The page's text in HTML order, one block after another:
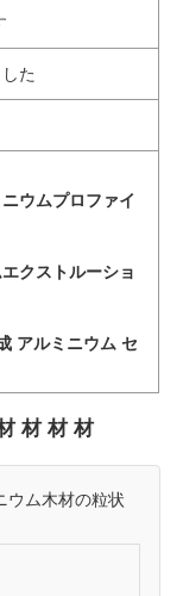
た
ウムプロファイ
クストルーショ
アルミニウム セ
材 材 材
ウム木材の粒状